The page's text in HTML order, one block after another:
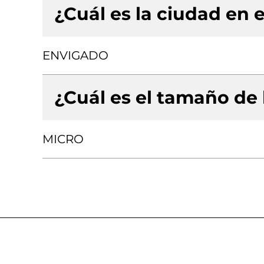
¿Cuál es la ciudad en
ENVIGADO
¿Cuál es el tamaño
MICRO